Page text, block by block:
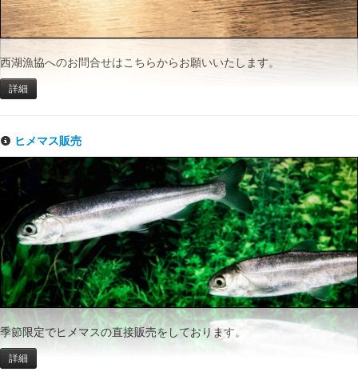
西湖漁協へのお問合せはこちらからお願いいたします。
詳細
ヒメマス販売
季節限定でヒメマスの直接販売をしております。
詳細